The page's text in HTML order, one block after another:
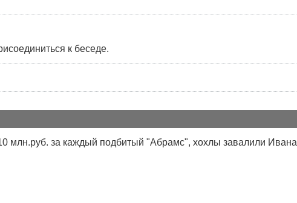
к беседе.
млн.руб. за каждый подбитый "Абрамс", хохлы завалили Ивана